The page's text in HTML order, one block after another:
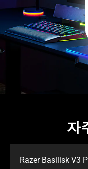
자
Razer Basilisk V3